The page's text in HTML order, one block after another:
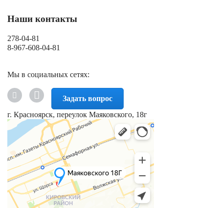
Наши контакты
278-04-81
8-967-608-04-81
Мы в социальных сетях:
Задать вопрос
г. Красноярск, переулок Маяковского, 18г